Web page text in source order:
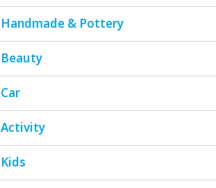
Handmade & Pottery
Beauty
Car
Activity
Kids